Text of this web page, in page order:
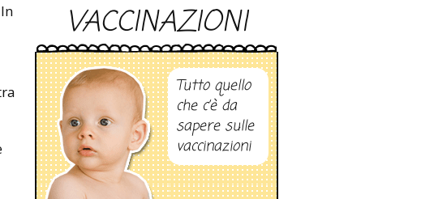
VACCINAZIONI
Tutto quello
che c’è da
sapere sulle
vaccinazioni